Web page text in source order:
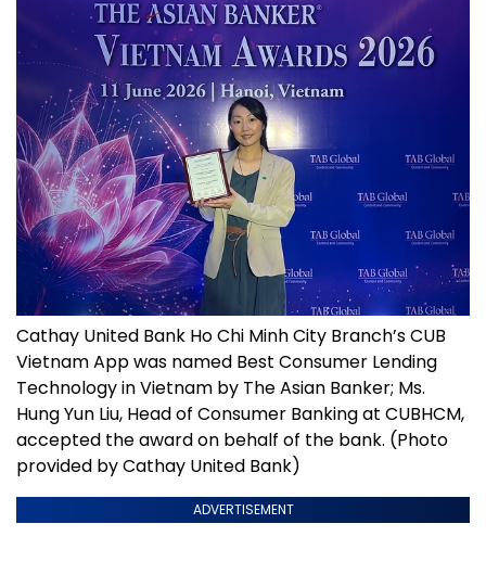
Cathay United Bank Ho Chi Minh City Branch’s CUB
Vietnam App was named Best Consumer Lending
Technology in Vietnam by The Asian Banker; Ms.
Hung Yun Liu, Head of Consumer Banking at CUBHCM,
accepted the award on behalf of the bank. (Photo
provided by Cathay United Bank)
ADVERTISEMENT